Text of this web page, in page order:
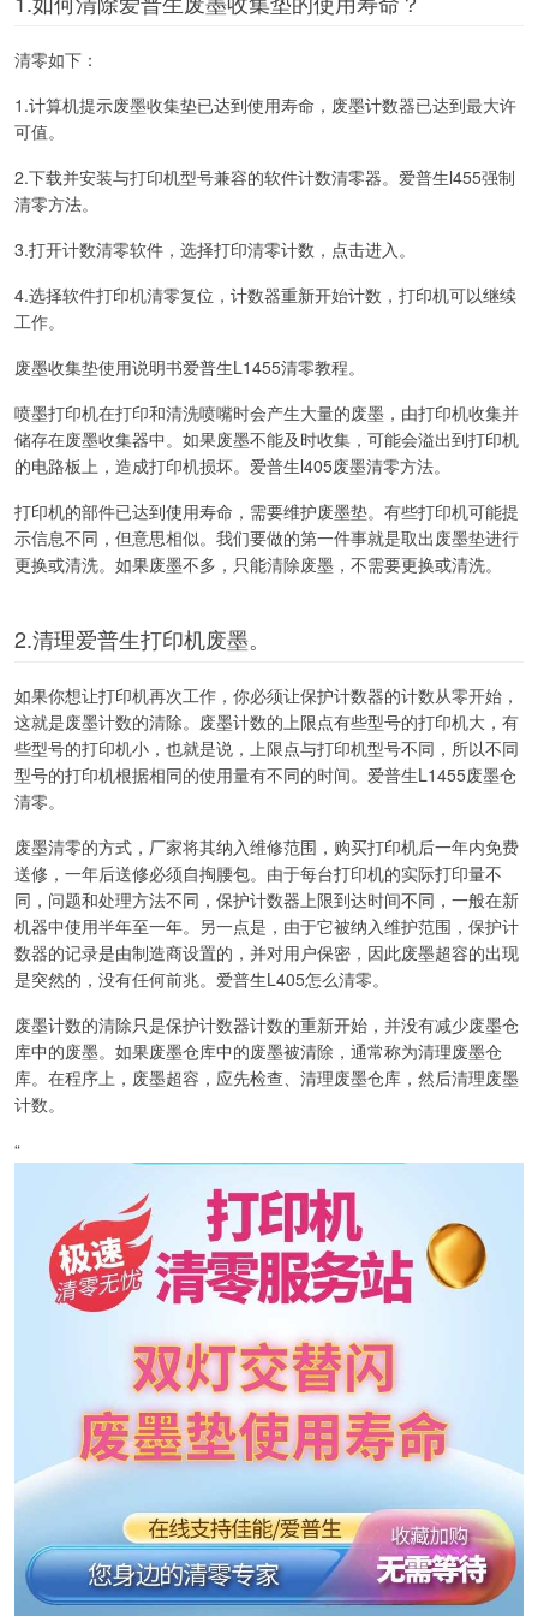
清零如下：
1.计算机提示废墨收集垫已达到使用寿命，废墨计数器已达到最大许
可值。
2.下载并安装与打印机型号兼容的软件计数清零器。爱普生l455强制
清零方法。
3.打开计数清零软件，选择打印清零计数，点击进入。
4.选择软件打印机清零复位，计数器重新开始计数，打印机可以继续
工作。
废墨收集垫使用说明书爱普生L1455清零教程。
喷墨打印机在打印和清洗喷嘴时会产生大量的废墨，由打印机收集并
储存在废墨收集器中。如果废墨不能及时收集，可能会溢出到打印机
的电路板上，造成打印机损坏。爱普生l405废墨清零方法。
打印机的部件已达到使用寿命，需要维护废墨垫。有些打印机可能提
示信息不同，但意思相似。我们要做的第一件事就是取出废墨垫进行
更换或清洗。如果废墨不多，只能清除废墨，不需要更换或清洗。
2.清理爱普生打印机废墨。
如果你想让打印机再次工作，你必须让保护计数器的计数从零开始，
这就是废墨计数的清除。废墨计数的上限点有些型号的打印机大，有
些型号的打印机小，也就是说，上限点与打印机型号不同，所以不同
型号的打印机根据相同的使用量有不同的时间。爱普生L1455废墨仓
清零。
废墨清零的方式，厂家将其纳入维修范围，购买打印机后一年内免费
送修，一年后送修必须自掏腰包。由于每台打印机的实际打印量不
同，问题和处理方法不同，保护计数器上限到达时间不同，一般在新
机器中使用半年至一年。另一点是，由于它被纳入维护范围，保护计
数器的记录是由制造商设置的，并对用户保密，因此废墨超容的出现
是突然的，没有任何前兆。爱普生L405怎么清零。
废墨计数的清除只是保护计数器计数的重新开始，并没有减少废墨仓
库中的废墨。如果废墨仓库中的废墨被清除，通常称为清理废墨仓
库。在程序上，废墨超容，应先检查、清理废墨仓库，然后清理废墨
计数。
“